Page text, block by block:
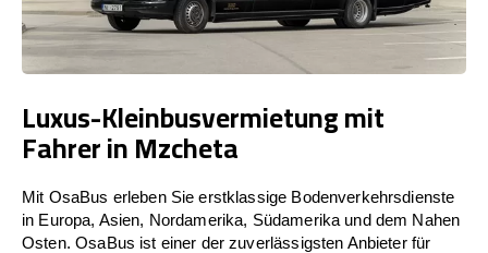
Luxus-Kleinbusvermietung mit
Fahrer in Mzcheta
Mit OsaBus erleben Sie erstklassige Bodenverkehrsdienste
in Europa, Asien, Nordamerika, Südamerika und dem Nahen
Osten. OsaBus ist einer der zuverlässigsten Anbieter für